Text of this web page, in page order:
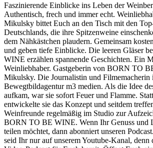
Faszinierende Einblicke ins Leben der
Authentisch, frech und immer echt.
Mikulsky bittet Euch an den Tisch mit den
Deutschlands, die ihre Spitzenweine
dem Nähkästchen plaudern. Gemeinsam
und geben tiefe Einblicke. Die leeren Gläser
WINE erzählen spannende Geschichten. Ein
Weinliebhaber. Gastgeberin von BORN TO
Mikulsky. Die Journalistin und Filmemacherin
Bewegtbildagentur m3 medien. Als die Idee
aufkam, war sie sofort Feuer und Flamme.
entwickelte sie das Konzept und seitdem
Weinfreunde regelmäßig im Studio zur
BORN TO BE WINE. Wenn Ihr Genuss und
teilen möchtet, dann abonniert unseren
seid Ihr nur auf unserem Youtube-Kanal, denn